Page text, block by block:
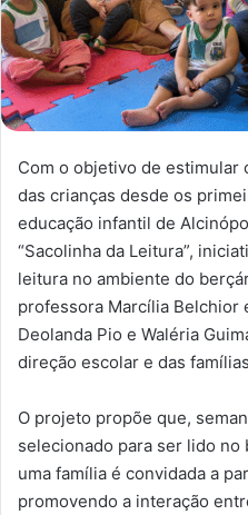
Com o objetivo de
das crianças desde os
educação infantil de
“Sacolinha da Leitura”,
leitura no ambiente do
professora Marcília Belchior
Deolanda Pio e Waléria
direção escolar e das
O projeto propõe que,
selecionado para ser lido
uma família é convidada a
promovendo a interação